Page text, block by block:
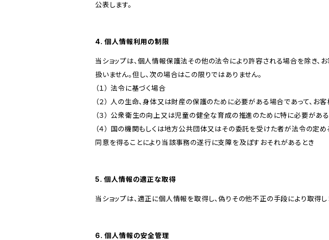
公表します。
4. 個人情報利用の制限
当ショップは、個人情報保護法その他の法令により許容される場合を除き
扱いません。但し、次の場合はこの限りではありません。
（１） 法令に基づく場合
（２） 人の生命、身体又は財産の保護のために必要がある場合であって、お
（３） 公衆衛生の向上又は児童の健全な育成の推進のために特に必要があ
（４） 国の機関もしくは地方公共団体又はその委託を受けた者が法令の定
同意を得ることにより当該事務の遂行に支障を及ぼすおそれがあるとき
5. 個人情報の適正な取得
当ショップは、適正に個人情報を取得し、偽りその他不正の手段により取得し
6. 個人情報の安全管理